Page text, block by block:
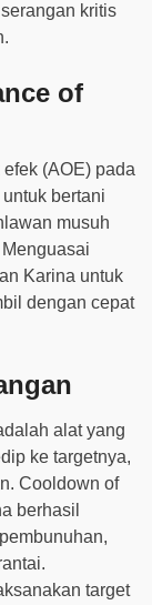
kritis
of
(AOE) pada
bertani
musuh
Karina untuk
dengan cepat
alat yang
ke targetnya,
Cooldown of
berhasil
target